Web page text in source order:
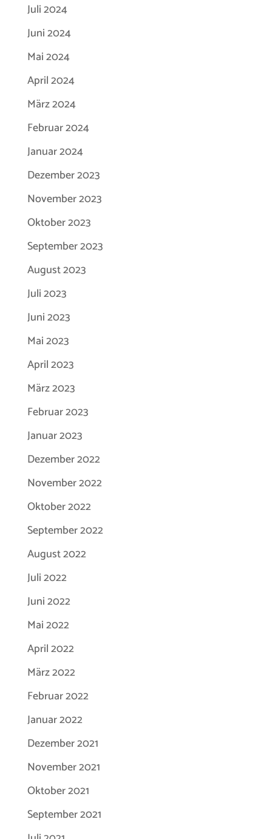
Juli 2024
Juni 2024
Mai 2024
April 2024
März 2024
Februar 2024
Januar 2024
Dezember 2023
November 2023
Oktober 2023
September 2023
August 2023
Juli 2023
Juni 2023
Mai 2023
April 2023
März 2023
Februar 2023
Januar 2023
Dezember 2022
November 2022
Oktober 2022
September 2022
August 2022
Juli 2022
Juni 2022
Mai 2022
April 2022
März 2022
Februar 2022
Januar 2022
Dezember 2021
November 2021
Oktober 2021
September 2021